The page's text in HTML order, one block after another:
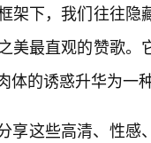
架下，我们往往
美最直观的赞歌
体的诱惑升华为一
享这些高清、性